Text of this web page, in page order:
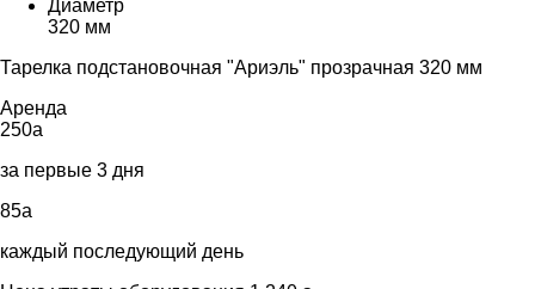
Диаметр
320 мм
Тарелка подстановочная "Ариэль" прозрачная 320 мм
Аренда
250a
за первые 3 дня
85a
каждый последующий день